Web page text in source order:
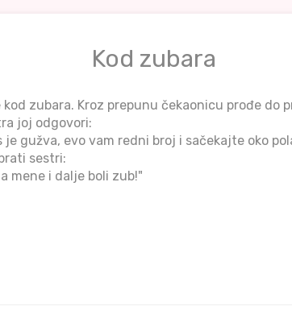
Kod zubara
zubara. Kroz prepunu čekaonicu prođe do
joj odgovori:
gužva, evo vam redni broj i sačekajte oko
sestri:
mene i dalje boli zub!"